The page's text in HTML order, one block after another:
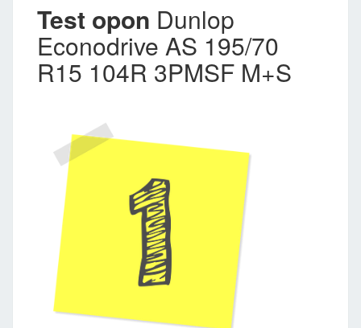
Test opon Dunlop
Econodrive AS 195/70
R15 104R 3PMSF M+S